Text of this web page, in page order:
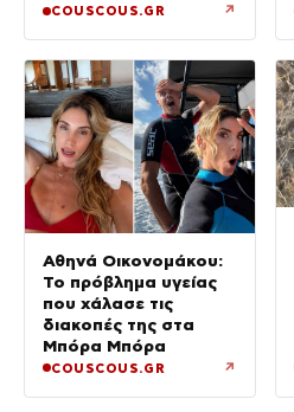
COUSCOUS.GR ↗
Αθηνά Οικονομάκου:
Το πρόβλημα υγείας
που χάλασε τις
διακοπές της στα
Μπόρα Μπόρα
COUSCOUS.GR ↗